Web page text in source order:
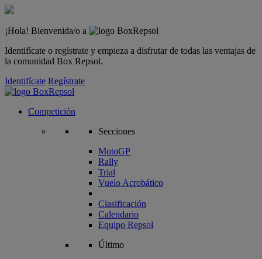
¡Hola! Bienvenida/o a
Identifícate o regístrate y empieza a disfrutar de todas las ventajas de
la comunidad Box Repsol.
Identifícate Regístrate
Competición
Secciones
MotoGP
Rally
Trial
Vuelo Acrobático
Clasificación
Calendario
Equipo Repsol
Último